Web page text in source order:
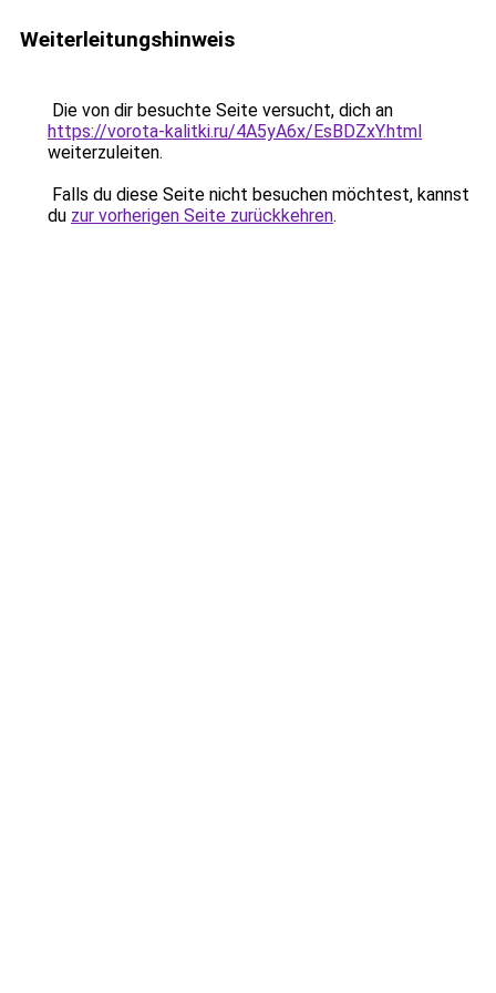
Weiterleitungshinweis
Die von dir besuchte Seite versucht, dich an
https://vorota-kalitki.ru/4A5yA6x/EsBDZxY.html
weiterzuleiten.
Falls du diese Seite nicht besuchen möchtest, kannst
du zur vorherigen Seite zurückkehren.